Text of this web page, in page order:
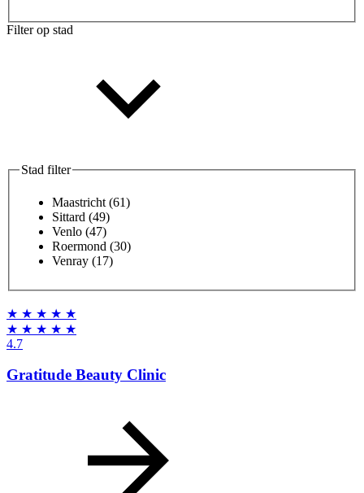
Filter op stad
Stad filter
Maastricht (61)
Sittard (49)
Venlo (47)
Roermond (30)
Venray (17)
★ ★ ★ ★ ★
★ ★ ★ ★ ★
4.7
Gratitude Beauty Clinic